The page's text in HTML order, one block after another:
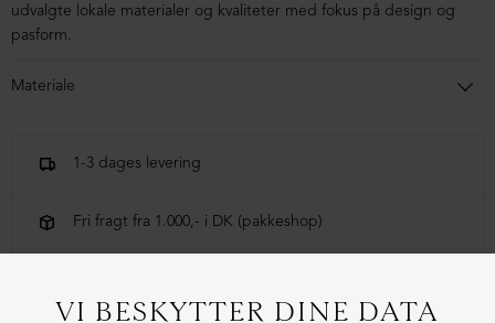
udvalgte lokale materialer og kvaliteter med fokus på design og
pasform.
Materiale
1-3 dages levering
Fri fragt fra 1.000,- i DK (pakkeshop)